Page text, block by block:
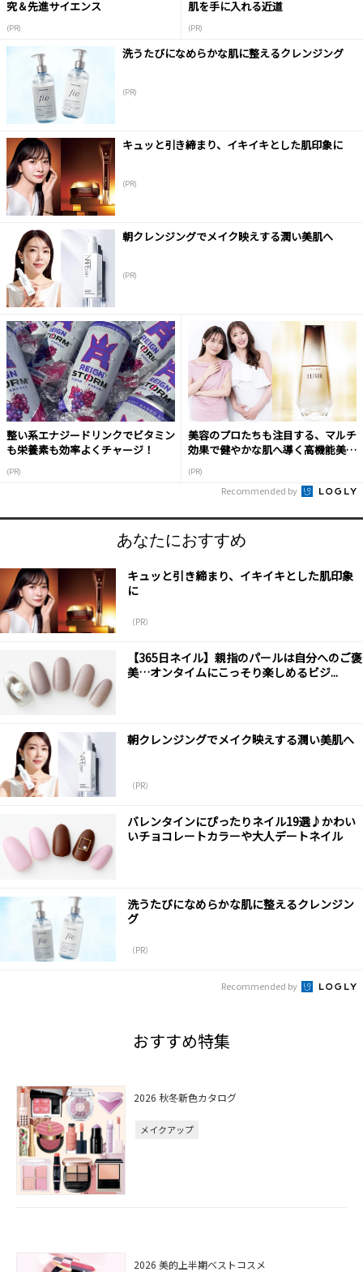
究＆先進サイエンス
(PR)
肌を手に入れる近道
(PR)
洗うたびになめらかな肌に整えるクレンジング
(PR)
キュッと引き締まり、イキイキとした肌印象に
(PR)
朝クレンジングでメイク映えする潤い美肌へ
(PR)
整い系エナジードリンクでビタミン
も栄養素も効率よくチャージ！
(PR)
美容のプロたちも注目する、マルチ
効果で健やかな肌へ導く高機能美容
(PR)
Recommended by
あなたにおすすめ
キュッと引き締まり、イキイキとした肌印象
に
（PR）
【365日ネイル】親指のパールは自分へのご褒
美…オンタイムにこっそり楽しめるビジ...
朝クレンジングでメイク映えする潤い美肌へ
（PR）
バレンタインにぴったりネイル19選♪かわい
いチョコレートカラーや大人デートネイル
洗うたびになめらかな肌に整えるクレンジン
グ
（PR）
Recommended by
おすすめ特集
2026 秋冬新色カタログ
メイクアップ
2026 美的上半期ベストコスメ